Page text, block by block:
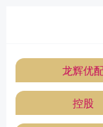
龙辉优
控股